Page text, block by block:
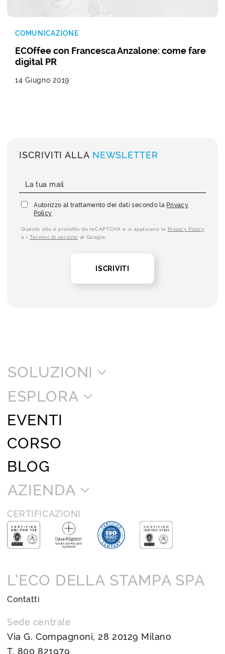
COMUNICAZIONE
ECOffee con Francesca Anzalone: come fare
digital PR
14 Giugno 2019
ISCRIVITI ALLA NEWSLETTER
Autorizzo al trattamento dei dati secondo la Privacy
Policy
Questo sito è protetto da reCAPTCHA e si applicano la Privacy Policy
e i Termini di servizio di Google.
ISCRIVITI
SOLUZIONI
ESPLORA
EVENTI
CORSO
BLOG
AZIENDA
CERTIFICAZIONI
L’ECO DELLA STAMPA SPA
Contatti
Sede centrale
Via G. Compagnoni, 28 20129 Milano
T. 800 821979